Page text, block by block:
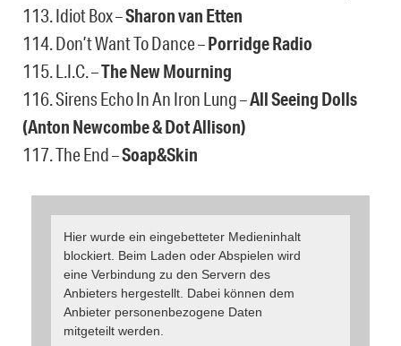
113. Idiot Box –Sharon van Etten
114. Don’t Want To Dance –Porridge Radio
115. L.I.C. –The New Mourning
116. Sirens Echo In An Iron Lung –All Seeing Dolls
(Anton Newcombe & Dot Allison)
117. The End –Soap&Skin
Hier wurde ein eingebetteter Medieninhalt
blockiert. Beim Laden oder Abspielen wird
eine Verbindung zu den Servern des
Anbieters hergestellt. Dabei können dem
Anbieter personenbezogene Daten
mitgeteilt werden.